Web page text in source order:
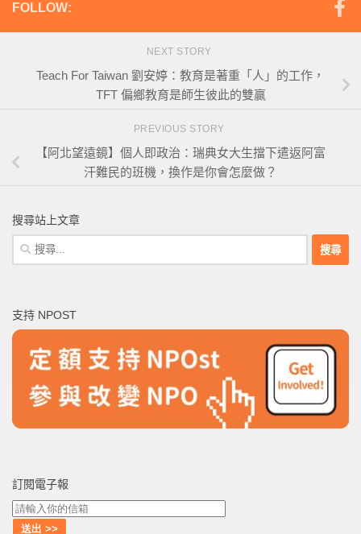
FOLLOW:
NEXT STORY
Teach For Taiwan 劉安婷：教育是著重「人」的工作，
TFT 偏鄉教育是師生彼此的雙贏
PREVIOUS STORY
【阿北望遠鏡】個人即政治：瑞典女大生擋下遣返阿富
汗難民的班機，換作是你會怎麼做？
搜尋站上文章
搜
尋
字:
支持 NPOST
訂閱電子報